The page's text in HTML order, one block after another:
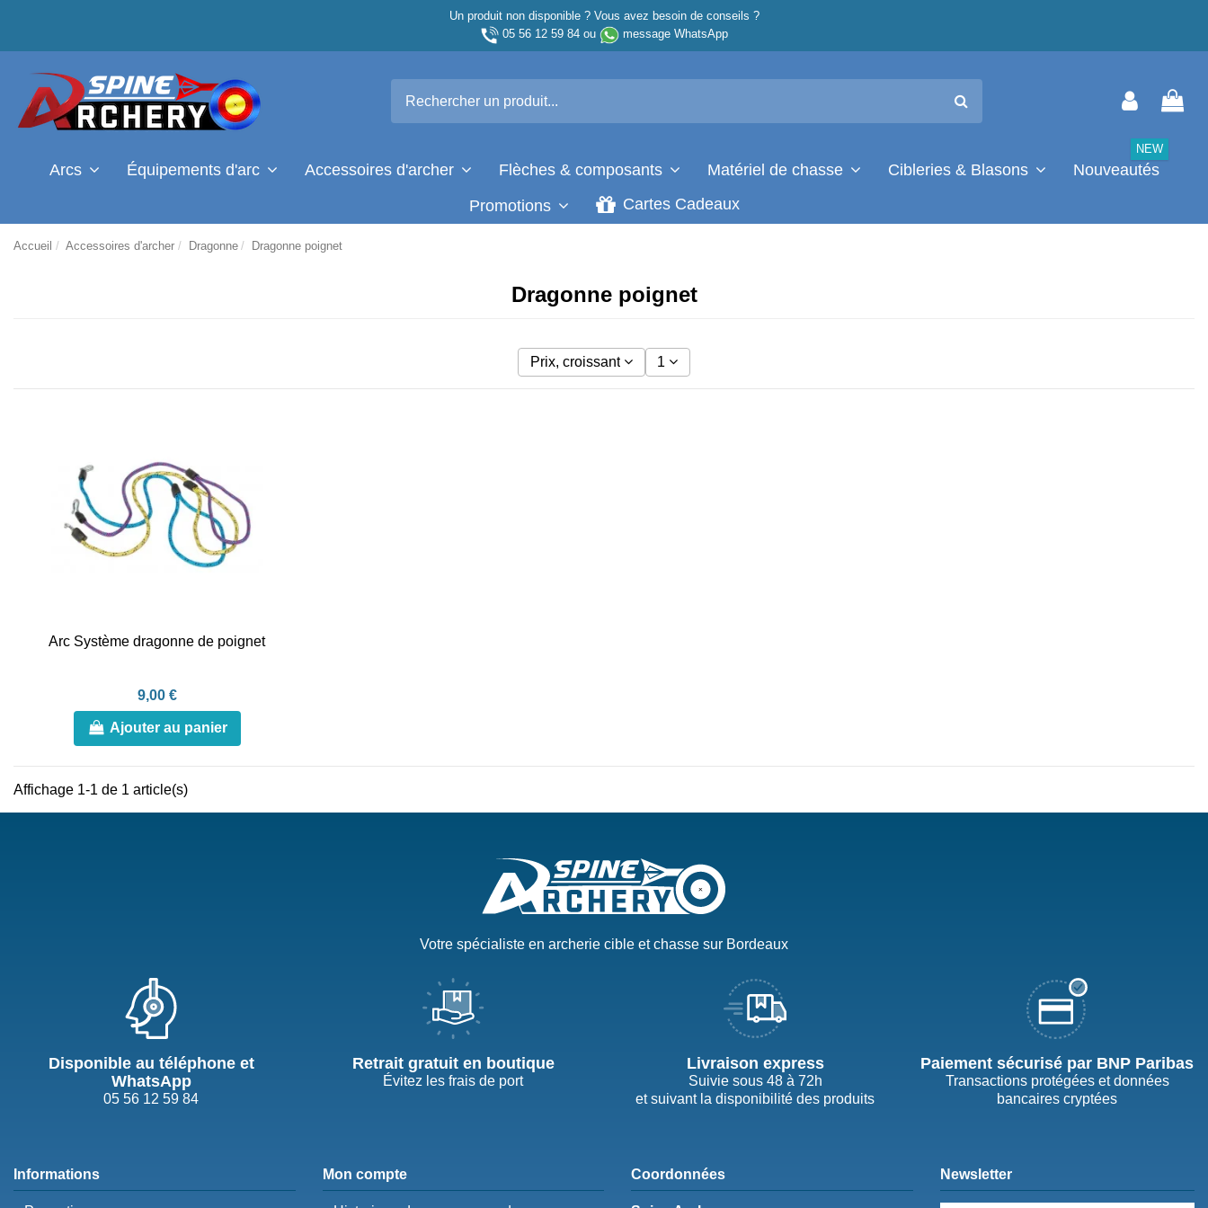
Un produit non disponible ? Vous avez besoin de conseils ?
05 56 12 59 84ou message WhatsApp
Arcs Équipements d'arc Accessoires d'archer Flèches & composants Matériel de chasse Cibleries & Blasons Nouveautés
NEW
Promotions Cartes Cadeaux
Accueil Accessoires d'archer Dragonne Dragonne poignet
Dragonne poignet
Prix, croissant 1
Arc Système dragonne de poignet
9,00 €
Ajouter au panier
Affichage 1-1 de 1 article(s)
Votre spécialiste en archerie cible et chasse sur Bordeaux
Disponible au téléphone et
WhatsApp
05 56 12 59 84
Retrait gratuit en boutique
Évitez les frais de port
Livraison express
Suivie sous 48 à 72h
et suivant la disponibilité des produits
Paiement sécurisé par BNP Paribas
Transactions protégées et données
bancaires cryptées
Informations Mon compte Coordonnées Newsletter